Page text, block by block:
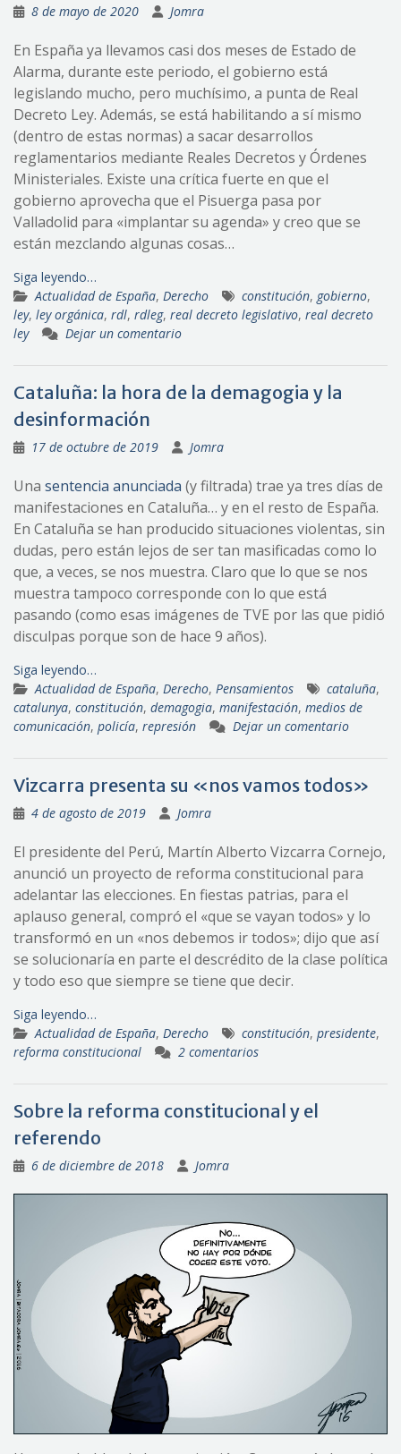
8 de mayo de 2020 Jomra
En España ya llevamos casi dos meses de Estado de
Alarma, durante este periodo, el gobierno está
legislando mucho, pero muchísimo, a punta de Real
Decreto Ley. Además, se está habilitando a sí mismo
(dentro de estas normas) a sacar desarrollos
reglamentarios mediante Reales Decretos y Órdenes
Ministeriales. Existe una crítica fuerte en que el
gobierno aprovecha que el Pisuerga pasa por
Valladolid para «implantar su agenda» y creo que se
están mezclando algunas cosas…
Siga leyendo…
Actualidad de España, Derecho constitución, gobierno,
ley, ley orgánica, rdl, rdleg, real decreto legislativo, real decreto
ley
Dejar un comentario
Cataluña: la hora de la demagogia y la
desinformación
17 de octubre de 2019 Jomra
Una sentencia anunciada (y filtrada) trae ya tres días de
manifestaciones en Cataluña… y en el resto de España.
En Cataluña se han producido situaciones violentas, sin
dudas, pero están lejos de ser tan masificadas como lo
que, a veces, se nos muestra. Claro que lo que se nos
muestra tampoco corresponde con lo que está
pasando (como esas imágenes de TVE por las que pidió
disculpas porque son de hace 9 años).
Siga leyendo…
Actualidad de España, Derecho, Pensamientos cataluña,
catalunya, constitución, demagogia, manifestación, medios de
comunicación, policía, represión Dejar un comentario
Vizcarra presenta su «nos vamos todos»
4 de agosto de 2019 Jomra
El presidente del Perú, Martín Alberto Vizcarra Cornejo,
anunció un proyecto de reforma constitucional para
adelantar las elecciones. En fiestas patrias, para el
aplauso general, compró el «que se vayan todos» y lo
transformó en un «nos debemos ir todos»; dijo que así
se solucionaría en parte el descrédito de la clase política
y todo eso que siempre se tiene que decir.
Siga leyendo…
Actualidad de España, Derecho constitución, presidente,
reforma constitucional
2 comentarios
Sobre la reforma constitucional y el
referendo
6 de diciembre de 2018 Jomra